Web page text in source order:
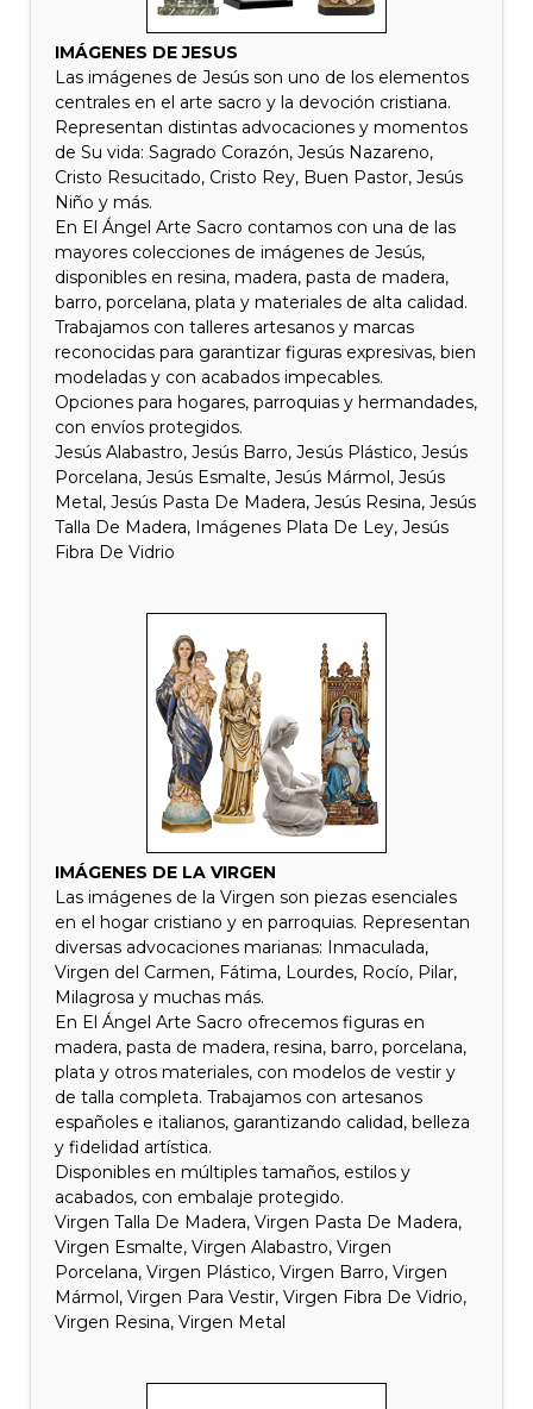
IMÁGENES DE JESUS
Las imágenes de Jesús son uno de los elementos
centrales en el arte sacro y la devoción cristiana.
Representan distintas advocaciones y momentos
de Su vida: Sagrado Corazón, Jesús Nazareno,
Cristo Resucitado, Cristo Rey, Buen Pastor, Jesús
Niño y más.
En El Ángel Arte Sacro contamos con una de las
mayores colecciones de imágenes de Jesús,
disponibles en resina, madera, pasta de madera,
barro, porcelana, plata y materiales de alta calidad.
Trabajamos con talleres artesanos y marcas
reconocidas para garantizar figuras expresivas, bien
modeladas y con acabados impecables.
Opciones para hogares, parroquias y hermandades,
con envíos protegidos.
Jesús Alabastro, Jesús Barro, Jesús Plástico, Jesús
Porcelana, Jesús Esmalte, Jesús Mármol, Jesús
Metal, Jesús Pasta De Madera, Jesús Resina, Jesús
Talla De Madera, Imágenes Plata De Ley, Jesús
Fibra De Vidrio
IMÁGENES DE LA VIRGEN
Las imágenes de la Virgen son piezas esenciales
en el hogar cristiano y en parroquias. Representan
diversas advocaciones marianas: Inmaculada,
Virgen del Carmen, Fátima, Lourdes, Rocío, Pilar,
Milagrosa y muchas más.
En El Ángel Arte Sacro ofrecemos figuras en
madera, pasta de madera, resina, barro, porcelana,
plata y otros materiales, con modelos de vestir y
de talla completa. Trabajamos con artesanos
españoles e italianos, garantizando calidad, belleza
y fidelidad artística.
Disponibles en múltiples tamaños, estilos y
acabados, con embalaje protegido.
Virgen Talla De Madera, Virgen Pasta De Madera,
Virgen Esmalte, Virgen Alabastro, Virgen
Porcelana, Virgen Plástico, Virgen Barro, Virgen
Mármol, Virgen Para Vestir, Virgen Fibra De Vidrio,
Virgen Resina, Virgen Metal